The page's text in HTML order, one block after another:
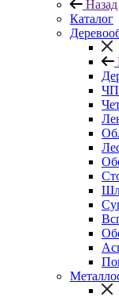
Назад
Каталог